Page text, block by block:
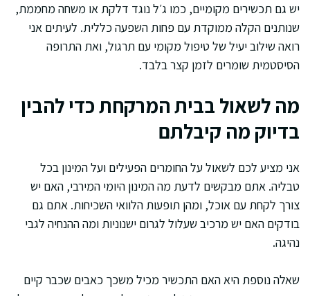
יש גם תכשירים מקומיים, כמו ג׳ל נוגד דלקת או משחה מחממת,
שנותנים הקלה ממוקדת עם פחות השפעה כללית. לעיתים אני
רואה שילוב יעיל של טיפול מקומי עם תרגול, ואת התרופה
הסיסטמית שומרים לזמן קצר בלבד.
מה לשאול בבית המרקחת כדי להבין
בדיוק מה קיבלתם
אני מציע לכם לשאול על החומרים הפעילים ועל המינון בכל
טבליה. אתם מבקשים לדעת מה המינון היומי המירבי, האם יש
צורך לקחת עם אוכל, ומהן תופעות הלוואי השכיחות. אתם גם
בודקים האם יש מרכיב שעלול לגרום ישנוניות ומה ההנחיה לגבי
נהיגה.
שאלה נוספת היא האם התכשיר מכיל משכך כאבים שכבר קיים